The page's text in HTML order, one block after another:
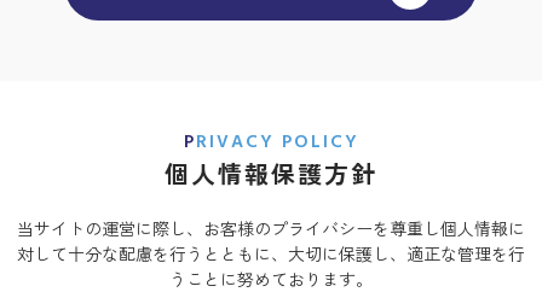
PRIVACY POLICY
個人情報保護方針
当サイトの運営に際し、お客様のプライバシーを尊重し個人情報に
対して十分な配慮を行うとともに、 大切に保護し、適正な管理を行
うことに努めております。